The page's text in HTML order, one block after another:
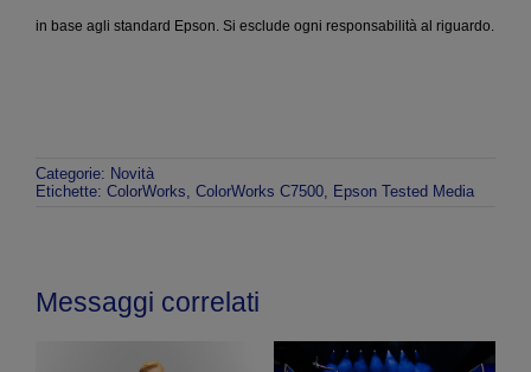
in base agli standard Epson. Si esclude ogni responsabilità al riguardo.
Categorie: Novità
Etichette: ColorWorks ColorWorks C7500, Epson Tested Media
Messaggi correlati